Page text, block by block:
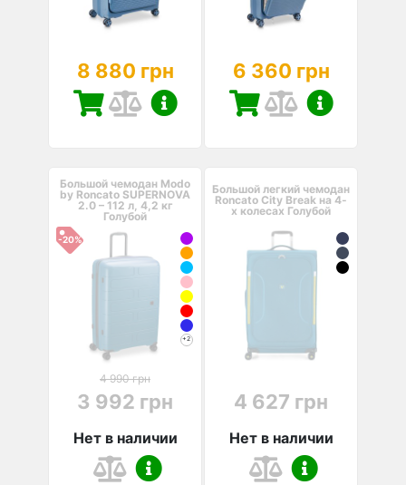
8 880 грн 6 360 грн
Большой чемодан Modo
by Roncato SUPERNOVA
2.0 – 112 л, 4,2 кг
Голубой
+2
-20%
4 990 грн
3 992 грн
Нет в наличии
Большой легкий чемодан
Roncato City Break на 4-
х колесах Голубой
4 627 грн
Нет в наличии